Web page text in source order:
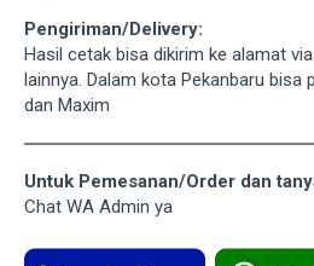
Pengiriman/Delivery:
Hasil cetak bisa dikirim ke alamat
lainnya. Dalam kota Pekanbaru bisa
dan Maxim
Untuk Pemesanan/Order dan
Chat WA Admin ya